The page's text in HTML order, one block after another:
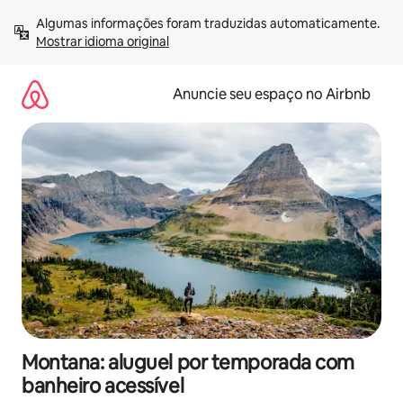
para
Mostrar idioma original
Anuncie seu espaço no Airbnb
Montana: aluguel por temporada com
banheiro acessível